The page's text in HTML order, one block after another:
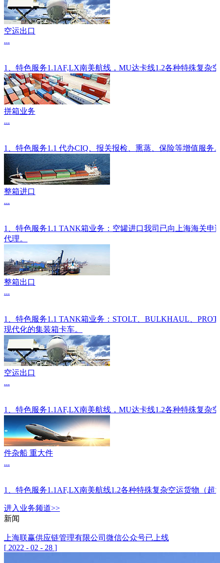
空运出口
...
1、特色服务1.1AF,LX南美航线，MU达卡线1.2各种特殊复杂
拼箱业务
...
1、特色服务1.1 代办CIQ、报关报检、熏蒸、保险等增值服
整箱进口
...
1、特色服务1.1 TANK箱业务：空罐进口我司已向上海海关
代理。
整箱出口
...
1、特色服务1.1 TANK箱业务：STOLT、BULKHAUL、
现代化的集装箱卡车。
空运出口
...
1、特色服务1.1AF,LX南美航线，MU达卡线1.2各种特殊复杂
件杂船 重大件
...
1、特色服务1.1AF,LX南美航线1.2各种特殊复杂空运货物（
进入 业务频道>>
新闻
上海联赢供应链管理有限公司微信公众号已上线
[ 2022 - 02 - 28 ]